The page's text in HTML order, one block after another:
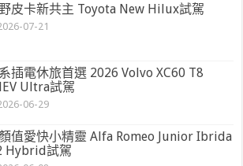
皮卡新共主 Toyota New Hilux試駕
07-21
插電休旅首選 2026 Volvo XC60 T8
Ultra試駕
06-29
值愛快小精靈 Alfa Romeo Junior Ibrida
Hybrid試駕